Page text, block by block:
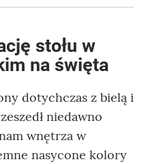
stołu w
na święta
dotychczas z bielą i
niedawno
wnętrza w
nasycone kolory